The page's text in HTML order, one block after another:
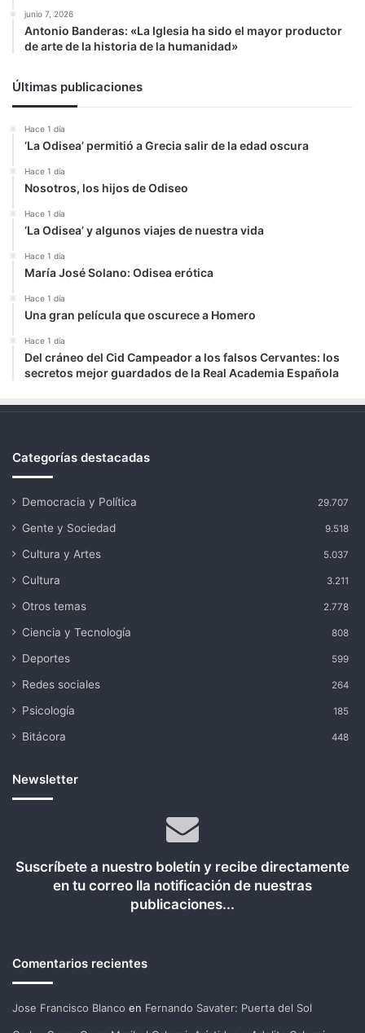
junio 7, 2026
Antonio Banderas: «La Iglesia ha sido el mayor productor
de arte de la historia de la humanidad»
Últimas publicaciones
Hace 1 día
‘La Odisea’ permitió a Grecia salir de la edad oscura
Hace 1 día
Nosotros, los hijos de Odiseo
Hace 1 día
‘La Odisea’ y algunos viajes de nuestra vida
Hace 1 día
María José Solano: Odisea erótica
Hace 1 día
Una gran película que oscurece a Homero
Hace 1 día
Del cráneo del Cid Campeador a los falsos Cervantes: los
secretos mejor guardados de la Real Academia Española
Categorías destacadas
Democracia y Política 29.707
Gente y Sociedad 9.518
Cultura y Artes 5.037
Cultura 3.211
Otros temas 2.778
Ciencia y Tecnología 808
Deportes 599
Redes sociales 264
Psicología 185
Bitácora 448
Newsletter
Suscríbete a nuestro boletín y recibe directamente
en tu correo lla notificación de nuestras
publicaciones...
Comentarios recientes
Jose Francisco Blanco en Fernando Savater: Puerta del Sol